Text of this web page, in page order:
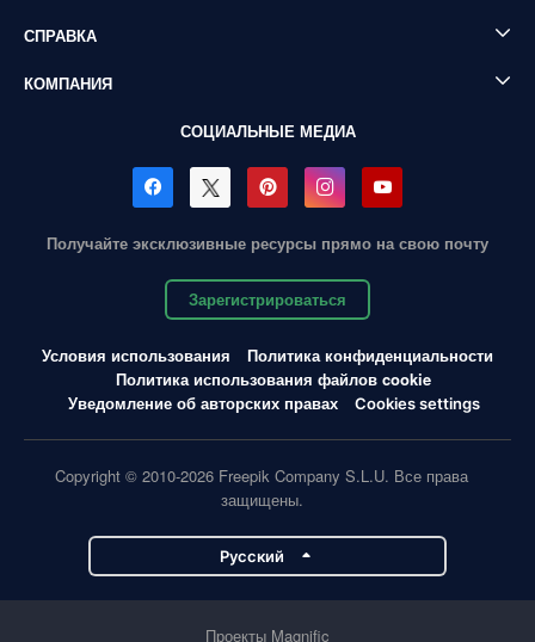
СПРАВКА
КОМПАНИЯ
СОЦИАЛЬНЫЕ МЕДИА
Получайте эксклюзивные ресурсы прямо на свою почту
Зарегистрироваться
Условия использования
Политика конфиденциальности
Политика использования файлов cookie
Уведомление об авторских правах
Cookies settings
Copyright © 2010-2026 Freepik Company S.L.U. Все права
защищены.
Pусский
Проекты Magnific